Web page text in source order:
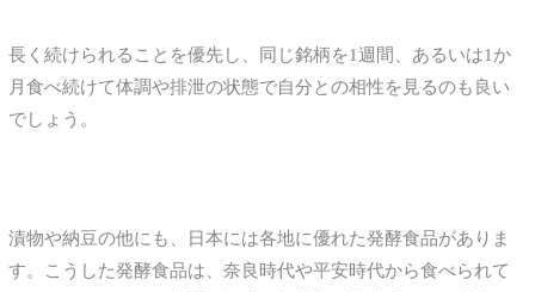
長く続けられることを優先し、同じ銘柄を1週間、あるいは1か
月食べ続けて体調や排泄の状態で自分との相性を見るのも良い
でしょう。
漬物や納豆の他にも、日本には各地に優れた発酵食品がありま
す。こうした発酵食品は、奈良時代や平安時代から食べられて